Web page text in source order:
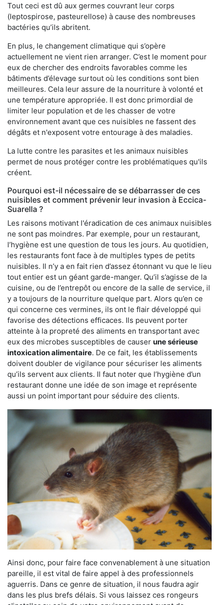
Tout ceci est dû aux germes couvrant leur corps
(leptospirose, pasteurellose) à cause des nombreuses
bactéries qu’ils abritent.
En plus, le changement climatique qui s’opère
actuellement ne vient rien arranger. C’est le moment pour
eux de chercher des endroits favorables comme les
bâtiments d’élevage surtout où les conditions sont bien
meilleures. Cela leur assure de la nourriture à volonté et
une température appropriée. Il est donc primordial de
limiter leur population et de les chasser de votre
environnement avant que ces nuisibles ne fassent des
dégâts et n'exposent votre entourage à des maladies.
La lutte contre les parasites et les animaux nuisibles
permet de nous protéger contre les problématiques qu'ils
créent.
Pourquoi est-il nécessaire de se débarrasser de ces
nuisibles et comment prévenir leur invasion à Eccica-
Suarella ?
Les raisons motivant l'éradication de ces animaux nuisibles
ne sont pas moindres. Par exemple, pour un restaurant,
l’hygiène est une question de tous les jours. Au quotidien,
les restaurants font face à de multiples types de petits
nuisibles. Il n’y a en fait rien d’assez étonnant vu que le lieu
tout entier est un géant garde-manger. Qu’il s’agisse de la
cuisine, ou de l’entrepôt ou encore de la salle de service, il
y a toujours de la nourriture quelque part. Alors qu’en ce
qui concerne ces vermines, ils ont le flair développé qui
favorise des détections efficaces. Ils peuvent porter
atteinte à la propreté des aliments en transportant avec
eux des microbes susceptibles de causer une sérieuse
intoxication alimentaire. De ce fait, les établissements
doivent doubler de vigilance pour sécuriser les aliments
qu’ils servent aux clients. Il faut noter que l’hygiène d’un
restaurant donne une idée de son image et représente
aussi un point important pour séduire des clients.
Ainsi donc, pour faire face convenablement à une situation
pareille, il est vital de faire appel à des professionnels
aguerris. Dans ce genre de situation, il nous faudra agir
dans les plus brefs délais. Si vous laissez ces rongeurs